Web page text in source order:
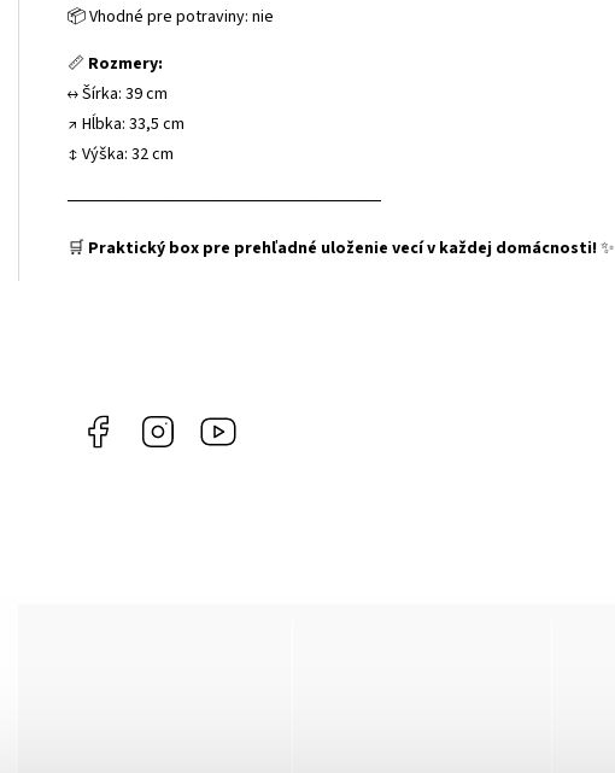
📦 Vhodné pre potraviny: nie
📏 Rozmery:
↔️ Šírka: 39 cm
↗ Hĺbka: 33,5 cm
↕️ Výška: 32 cm
──────────────────────────
🛒 Praktický box pre prehľadné uloženie vecí v každej domácnosti!✨
Facebook Instagram